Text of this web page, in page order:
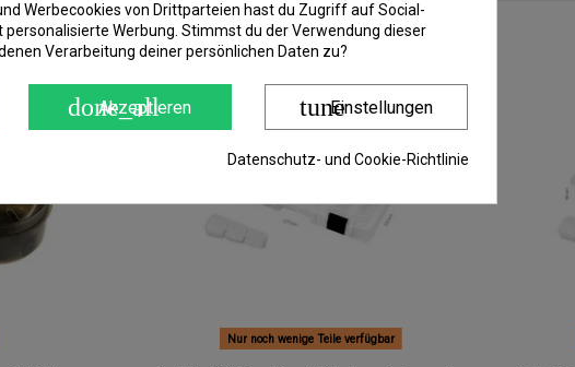
Neu
Nur noch wenige Teile verfügbar
Werbecookies von Drittparteien hast du Zugriff auf Social-
personalisierte Werbung. Stimmst du der Verwendung dieser
Verarbeitung deiner persönlichen Daten zu?
done_all
Akzeptieren tuneEinstellungen
Datenschutz- und Cookie-Richtlinie